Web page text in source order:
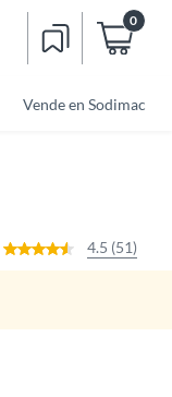
0
Vende en Sodimac
4.5 (51)